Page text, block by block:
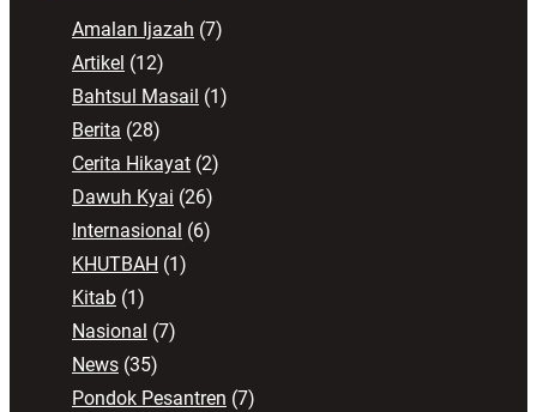
Amalan Ijazah (7)
Artikel (12)
Bahtsul Masail (1)
Berita (28)
Cerita Hikayat (2)
Dawuh Kyai (26)
Internasional (6)
KHUTBAH (1)
Kitab (1)
Nasional (7)
News (35)
Pondok Pesantren (7)